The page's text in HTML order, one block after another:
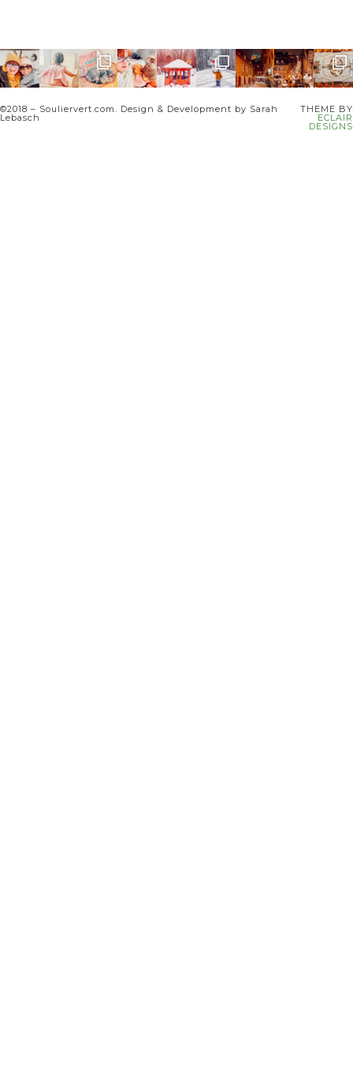
©2018 – Souliervert.com. Design & Development by Sarah
Lebasch
THEME BY
ECLAIR
DESIGNS